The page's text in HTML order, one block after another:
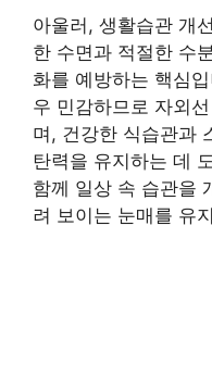
아울러, 생활습관 개
한 수면과 적절한 수
화를 예방하는 핵심
우 민감하므로 자외
며, 건강한 식습관과
탄력을 유지하는 데
함께 일상 속 습관을
려 보이는 눈매를 유